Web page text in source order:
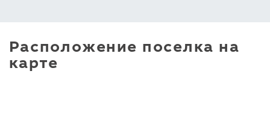
Расположение поселка на
карте